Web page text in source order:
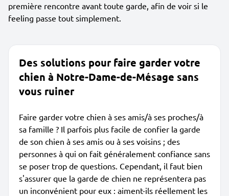
première rencontre avant toute garde, afin de voir si le
feeling passe tout simplement.
Des solutions pour faire garder votre
chien à Notre-Dame-de-Mésage sans
vous ruiner
Faire garder votre chien à ses amis/à ses proches/à
sa famille ? Il parfois plus facile de confier la garde
de son chien à ses amis ou à ses voisins ; des
personnes à qui on fait généralement confiance sans
se poser trop de questions. Cependant, il faut bien
s'assurer que la garde de chien ne représentera pas
un inconvénient pour eux : aiment-ils réellement les